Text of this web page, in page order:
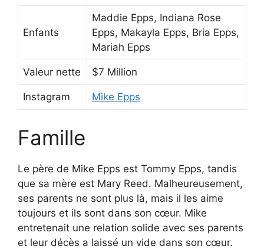
Enfants
Maddie Epps, Indiana Rose
Epps, Makayla Epps, Bria Epps,
Mariah Epps
Valeur nette $7 Million
Instagram Mike Epps
Famille
Le père de Mike Epps est Tommy Epps, tandis
que sa mère est Mary Reed. Malheureusement,
ses parents ne sont plus là, mais il les aime
toujours et ils sont dans son cœur. Mike
entretenait une relation solide avec ses parents
et leur décès a laissé un vide dans son cœur.